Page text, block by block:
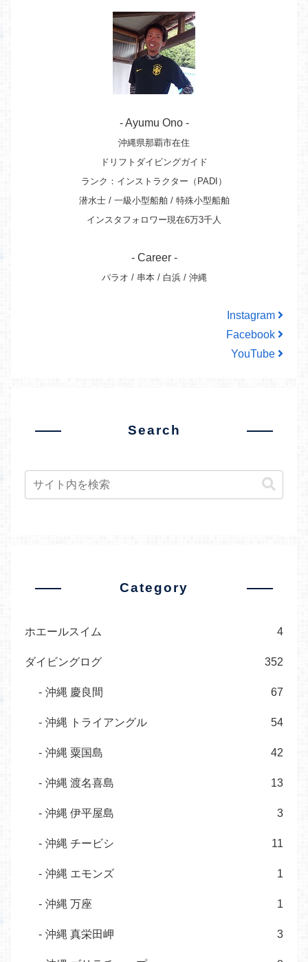
- Ayumu Ono -
沖縄県那覇市在住
ドリフトダイビングガイド
ランク：インストラクター（PADI）
潜水士 / 一級小型船舶 / 特殊小型船舶
インスタフォロワー現在6万3千人
- Career -
パラオ / 串本 / 白浜 / 沖縄
Instagram
Facebook
YouTube
Search
Category
ホエールスイム 4
ダイビングログ 352
沖縄 慶良間 67
沖縄 トライアングル 54
沖縄 粟国島 42
沖縄 渡名喜島 13
沖縄 伊平屋島 3
沖縄 チービシ 11
沖縄 エモンズ 1
沖縄 万座 1
沖縄 真栄田岬 3